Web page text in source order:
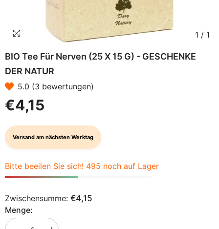
1 / 1
BIO Tee Für Nerven (25 X 15 G) - GESCHENKE
DER NATUR
5.0 (3 bewertungen)
€4,15
Versand am nächsten Werktag
Bitte beeilen Sie sich! 495 noch auf Lager
Zwischensumme: €4,15
Menge: